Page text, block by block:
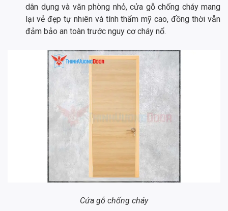
dân dụng và văn phòng nhỏ, cửa gỗ chống cháy mang
lại vẻ đẹp tự nhiên và tính thẩm mỹ cao, đồng thời vẫn
đảm bảo an toàn trước nguy cơ cháy nổ.
Cửa gỗ chống cháy